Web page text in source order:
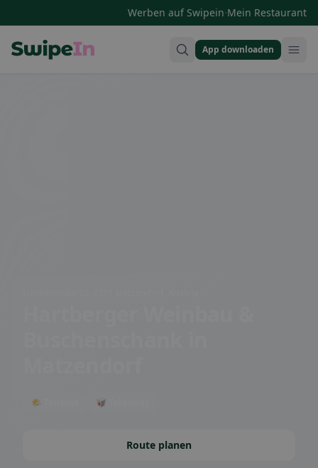
Werben auf Swipein·Mein Restaurant
App downloaden
🌤 Terrasse 🥡 Takeaway
Route planen